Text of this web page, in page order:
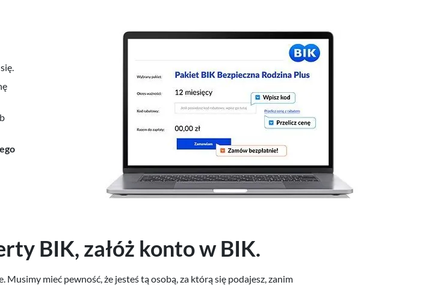
BIK, załóż konto w BIK.
mieć pewność, że jesteś tą osobą, za którą się podajesz, zanim